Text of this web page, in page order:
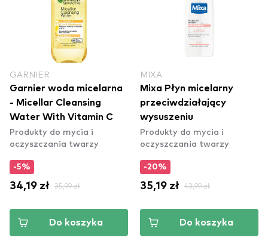
GARNIER
Garnier woda micelarna
- Micellar Cleansing
Water With Vitamin C
Produkty do mycia i
oczyszczania twarzy
-5%
34,19 zł 35,99 zł
Do koszyka
MIXA
Mixa Płyn micelarny
przeciwdziałający
wysuszeniu
Produkty do mycia i
oczyszczania twarzy
-20%
35,19 zł 43,99 zł
Do koszyka